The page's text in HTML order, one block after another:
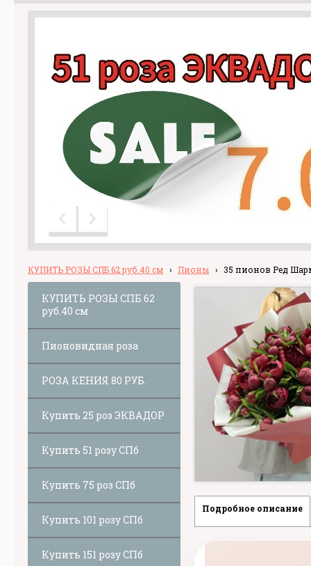
Предыдущий слайд
Следующий слайд
КУПИТЬ РОЗЫ СПБ 62 руб.40 см › Пионы › 35 пионов Ред
КУПИТЬ РОЗЫ СПБ 62
руб.40 см
Пионовидная роза
РОЗА КЕНИЯ 80 РУБ.
Купить 25 роз ЭКВАДОР
Купить 51 розу СПб
Купить 75 роз СПб
Купить 101 розу СПб
Купить 151 розу СПб
Подробное описание